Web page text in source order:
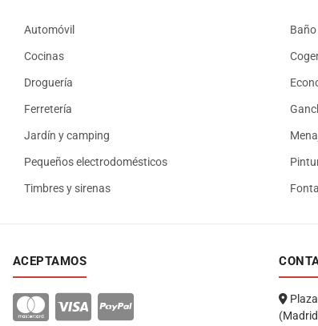
Automóvil
Cocinas
Droguería
Ferretería
Jardín y camping
Pequeños electrodomésticos
Timbres y sirenas
ACEPTAMOS